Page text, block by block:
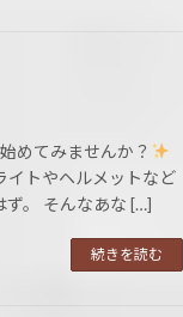
めてみませんか？
イトやヘルメットなど
。 そんなあな […]
続きを読む